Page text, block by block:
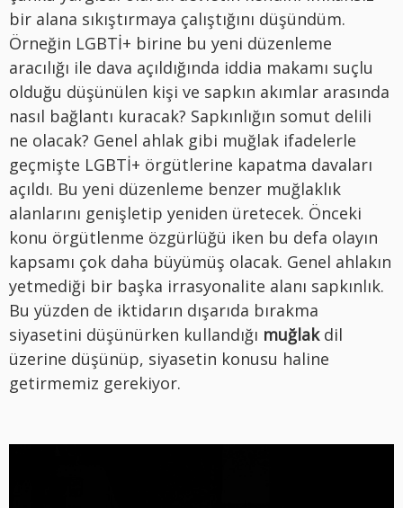
bir alana sıkıştırmaya çalıştığını düşündüm.
Örneğin LGBTİ+ birine bu yeni düzenleme
aracılığı ile dava açıldığında iddia makamı suçlu
olduğu düşünülen kişi ve sapkın akımlar arasında
nasıl bağlantı kuracak? Sapkınlığın somut delili
ne olacak? Genel ahlak gibi muğlak ifadelerle
geçmişte LGBTİ+ örgütlerine kapatma davaları
açıldı. Bu yeni düzenleme benzer muğlaklık
alanlarını genişletip yeniden üretecek. Önceki
konu örgütlenme özgürlüğü iken bu defa olayın
kapsamı çok daha büyümüş olacak. Genel ahlakın
yetmediği bir başka irrasyonalite alanı sapkınlık.
Bu yüzden de iktidarın dışarıda bırakma
siyasetini düşünürken kullandığı muğlakdil
üzerine düşünüp, siyasetin konusu haline
getirmemiz gerekiyor.